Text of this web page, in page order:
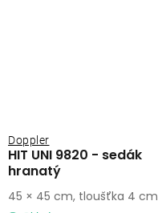
HIT UNI 9820 - sedák
hranatý
Doppler
45 × 45 cm, tloušťka 4 cm